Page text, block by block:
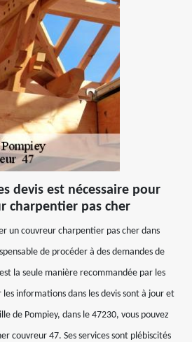
devis est nécessaire pour
charpentier pas cher
un couvreur charpentier pas cher dans
de procéder à des demandes de
la seule manière recommandée par les
informations dans les devis sont à jour et
de Pompiey, dans le 47230, vous pouvez
couvreur 47. Ses services sont plébiscités